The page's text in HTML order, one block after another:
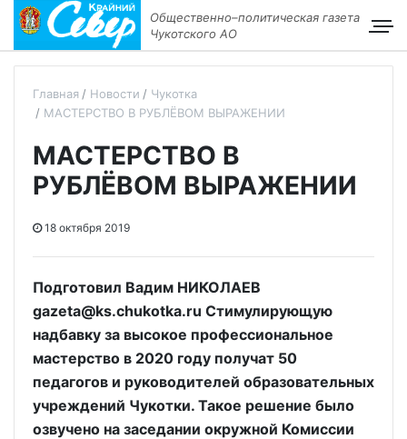
Общественно–политическая газета
Чукотского АО
Главная Новости
Чукотка
МАСТЕРСТВО В РУБЛЁВОМ ВЫРАЖЕНИИ
МАСТЕРСТВО В
РУБЛЁВОМ ВЫРАЖЕНИИ
18 октября 2019
Подготовил Вадим НИКОЛАЕВ
gazeta@ks.chukotka.ru Стимулирующую
надбавку за высокое профессиональное
мастерство в 2020 году получат 50
педагогов и руководителей образовательных
учреждений Чукотки. Такое решение было
озвучено на заседании окружной Комиссии